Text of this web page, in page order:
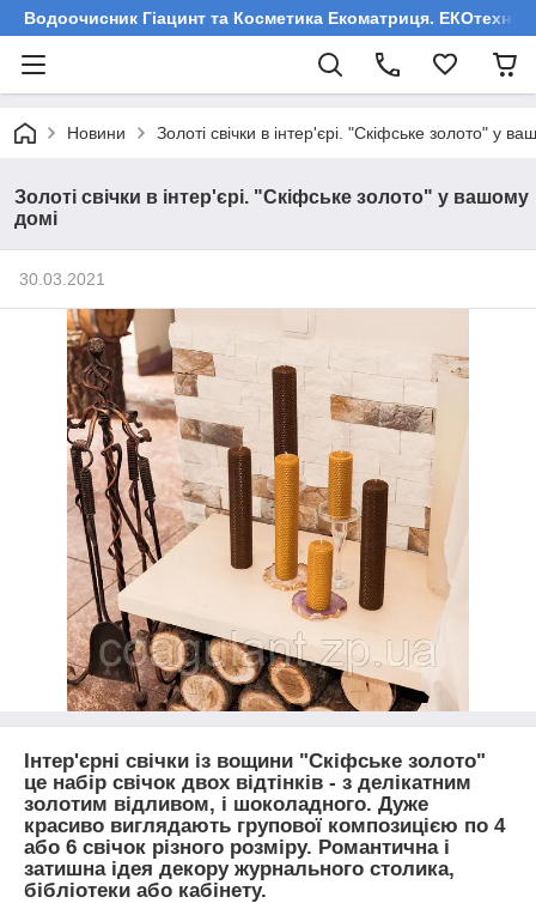
Водоочисник Гіацинт та Косметика Екоматриця.
Новини Золоті свічки в інтер'єрі. "Скіфське золото" у
Золоті свічки в інтер'єрі. "Скіфське золото" у вашому
домі
30.03.2021
Інтер'єрні свічки із вощини "Скіфське золото"
це набір свічок двох відтінків - з делікатним
золотим відливом, і шоколадного. Дуже
красиво виглядають групової композицією по 4
або 6 свічок різного розміру. Романтична і
затишна ідея декору журнального столика,
бібліотеки або кабінету.